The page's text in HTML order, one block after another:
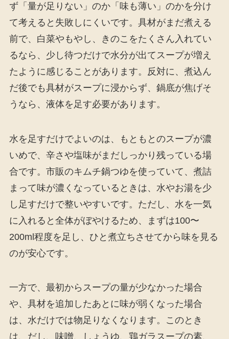
ず「量が足りない」のか「味も薄い」のかを分け
て考えると失敗しにくいです。具材がまだ煮える
前で、白菜やもやし、きのこをたくさん入れてい
るなら、少し待つだけで水分が出てスープが増え
たように感じることがあります。反対に、煮込ん
だ後でも具材がスープに浸からず、鍋底が焦げそ
うなら、液体を足す必要があります。
水を足すだけでよいのは、もともとのスープが濃
いめで、辛さや塩味がまだしっかり残っている場
合です。市販のキムチ鍋つゆを使っていて、煮詰
まって味が濃くなっているときは、水やお湯を少
し足すだけで整いやすいです。ただし、水を一気
に入れると全体がぼやけるため、まずは100〜
200ml程度を足し、ひと煮立ちさせてから味を見る
のが安心です。
一方で、最初からスープの量が少なかった場合
や、具材を追加したあとに味が弱くなった場合
は、水だけでは物足りなくなります。このとき
は、だし、味噌、しょうゆ、鶏ガラスープの素、